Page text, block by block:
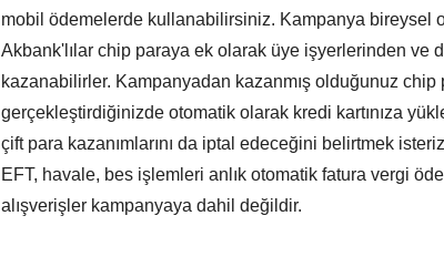
mobil ödemelerde kullanabilirsiniz. Kampanya bireysel
Akbank'lılar chip paraya ek olarak üye işyerlerinden ve
kazanabilirler. Kampanyadan kazanmış olduğunuz
gerçekleştirdiğinizde otomatik olarak kredi kartınıza
çift para kazanımlarını da iptal edeceğini belirtmek
EFT, havale, bes işlemleri anlık otomatik fatura vergi
alışverişler kampanyaya dahil değildir.